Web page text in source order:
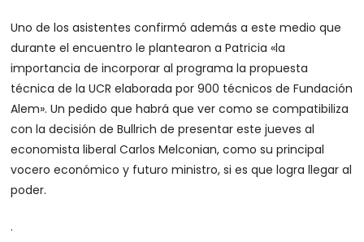
Uno de los asistentes confirmó además a este medio que
durante el encuentro le plantearon a Patricia «la
importancia de incorporar al programa la propuesta
técnica de la UCR elaborada por 900 técnicos de Fundación
Alem». Un pedido que habrá que ver como se compatibiliza
con la decisión de Bullrich de presentar este jueves al
economista liberal Carlos Melconian, como su principal
vocero económico y futuro ministro, si es que logra llegar al
poder.
.